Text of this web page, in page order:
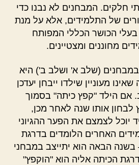
חלקים. המבחנים לא נבנו כדי
של התלמידים, אלא על מנת
הכושר הכללי המפותח
מחוננים ומצטיינים.
(שלב א' ושלב ב') היא
מעוניין שילדו ייבחן יעדכן
אם הילד "קפץ כיתה" בסמוך
לבחון אותו שנה לאחר מכן,
יוכל לצמצם את הפער ההגיוני
האחרים הלומדים בדרגת
בשנה הבאה הוא יתייצב במבחני
הכיתה אליה הוא "הוקפץ"